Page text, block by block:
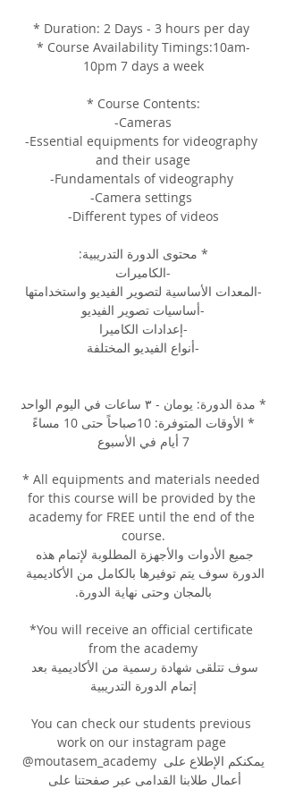
* Duration: 2 Days - 3 hours per day
* Course Availability Timings:10am-
10pm 7 days a week
* Course Contents:
-Cameras
-Essential equipments for videography
and their usage
-Fundamentals of videography
-Camera settings
-Different types of videos
* محتوى الدورة التدريبية:
-الكاميرات
-المعدات الأساسية لتصوير الفيديو واستخدامتها
-أساسيات تصوير الفيديو
-إعدادات الكاميرا
-أنواع الفيديو المختلفة
* مدة الدورة: يومان - ٣ ساعات في اليوم الواحد
* الأوقات المتوفرة: 10صباحاً حتى 10 مساءً
7 أيام في الأسبوع
* All equipments and materials needed
for this course will be provided by the
academy for FREE until the end of the
course.
جميع الأدوات والأجهزة المطلوبة لإتمام هذه
الدورة سوف يتم توفيرها بالكامل من الأكاديمية
بالمجان وحتى نهاية الدورة.
*You will receive an official certificate
from the academy
سوف تتلقى شهادة رسمية من الأكاديمية بعد
إتمام الدورة التدريبية
You can check our students previous
work on our instagram page
@moutasem_academy يمكنكم الإطلاع على
أعمال طلابنا القدامى عبر صفحتنا على